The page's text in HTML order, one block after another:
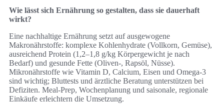
Wie lässt sich Ernährung so gestalten, dass sie dauerhaft
wirkt?
Eine nachhaltige Ernährung setzt auf ausgewogene
Makronährstoffe: komplexe Kohlenhydrate (Vollkorn, Gemüse),
ausreichend Protein (1,2–1,8 g/kg Körpergewicht je nach
Bedarf) und gesunde Fette (Oliven‑, Rapsöl, Nüsse).
Mikronährstoffe wie Vitamin D, Calcium, Eisen und Omega‑3
sind wichtig; Bluttests und ärztliche Beratung unterstützen bei
Defiziten. Meal‑Prep, Wochenplanung und saisonale, regionale
Einkäufe erleichtern die Umsetzung.